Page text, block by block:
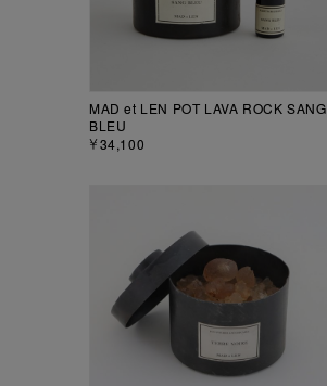
MAD et LEN POT LAVA ROCK SANG
BLEU
￥34,100